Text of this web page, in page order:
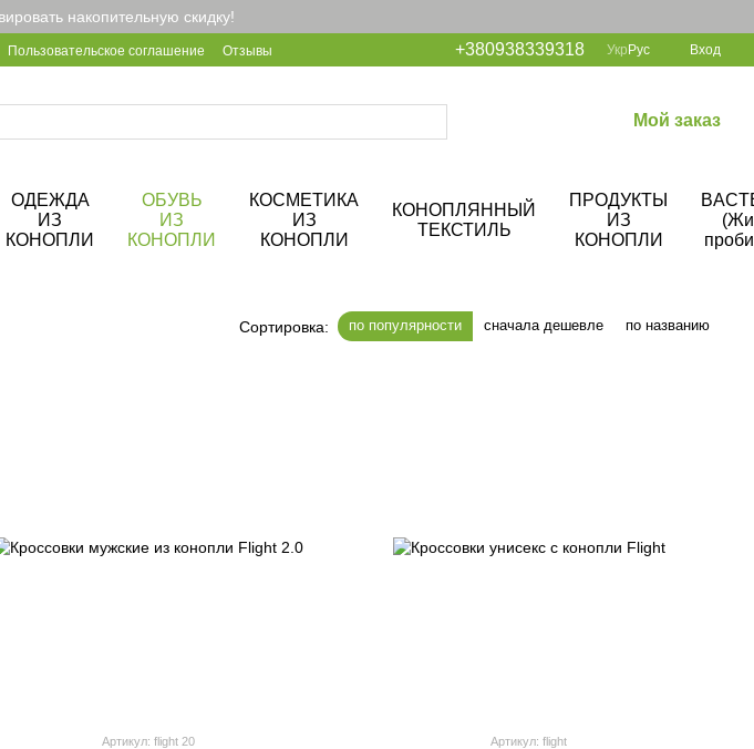
накопительную скидку!
Пользовательское соглашение
Отзывы
+380938339318 Укр Рус Вход
Мой заказ
ОДЕЖДА
ИЗ
КОНОПЛИ
ОБУВЬ
ИЗ
КОНОПЛИ
КОСМЕТИКА
ИЗ
КОНОПЛИ
КОНОПЛЯННЫЙ
ТЕКСТИЛЬ
ПРОДУКТЫ
ИЗ
КОНОПЛИ
Сортировка: по популярности сначала дешевле по названию
Артикул: flight 20 Артикул: flight